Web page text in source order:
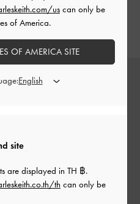
โซ่รุ่น Duo-สีครีม
site
are displayed in TH ฿.
th can only be
us can only be
of America.
OF AMERICA SITE